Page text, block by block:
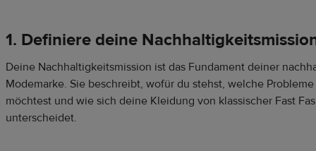
1. Definiere deine
Deine Nachhaltigkeitsmission ist das Fundament deiner
Modemarke. Sie beschreibt, wofür du stehst, welche
möchtest und wie sich deine Kleidung von klassischer Fast
unterscheidet.